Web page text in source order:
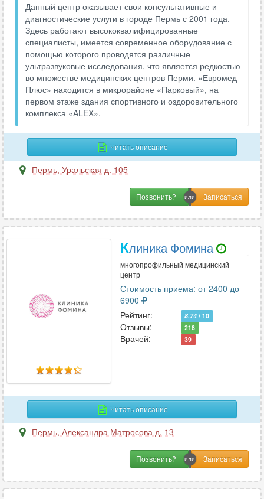
Данный центр оказывает свои консультативные и
диагностические услуги в городе Пермь с 2001 года.
Здесь работают высококвалифицированные
специалисты, имеется современное оборудование с
помощью которого проводятся различные
ультразвуковые исследования, что является редкостью
во множестве медицинских центров Перми. «Евромед-
Плюс» находится в микрорайоне «Парковый», на
первом этаже здания спортивного и оздоровительного
комплекса «ALEX».
Читать описание
Пермь, Уральская д. 105
Позвонить?
Клиника Фомина
многопрофильный медицинский
центр
Стоимость приема: от 2400 до
6900
Рейтинг:
8.74 / 10
Отзывы: 218
Врачей: 39
Читать описание
Пермь, Александра Матросова д. 13
Позвонить?